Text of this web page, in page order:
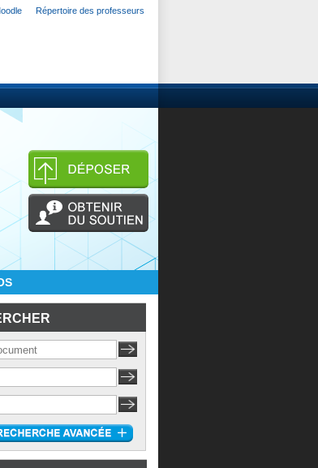
Répertoire des professeurs